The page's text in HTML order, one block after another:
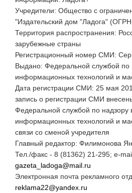
Учредители: Общество с
"Издательский дом "Ладога"
Территория распространения:
зарубежные страны
Регистрационный номер СМИ:
Выдано: Федеральной службой по
информационных технологий и
Дата регистрации СМИ: 25 мая
запись о регистрации СМИ
Федеральной службой по надзору
информационных технологий и
связи со сменой учредителя
Главный редактор: Филимонова
Тел./факс - 8 (81362) 21-295; e-
gazeta_ladoga@mail.ru
Электронная почта рекламного
reklama22@yandex.ru